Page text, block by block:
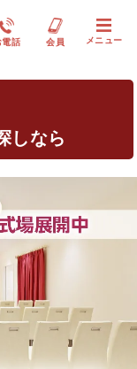
電話 会員 メニュー
しなら